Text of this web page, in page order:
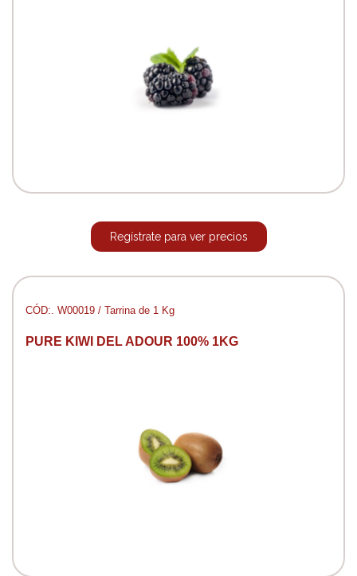
Regístrate para ver precios
CÓD:. W00019 / Tarrina de 1 Kg
PURE KIWI DEL ADOUR 100% 1KG